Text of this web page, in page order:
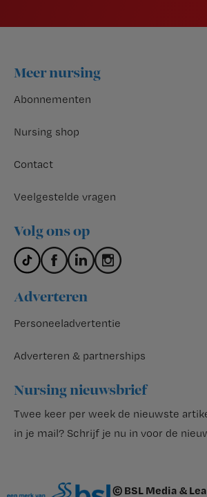
Footer
Meer nursing
Abonnementen
Nursing shop
Contact
Veelgestelde vragen
Volg ons op
Adverteren
Personeeladvertentie
Adverteren & partnerships
Nursing nieuwsbrief
Twee keer per week de nieuwste
in je mail? Schrijf je nu in voor de
© BSL Media &